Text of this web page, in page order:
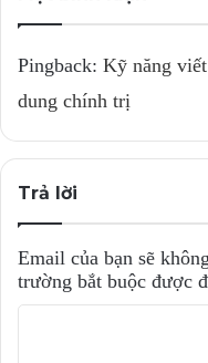
Pingback: Kỹ năng
dung chính trị
Trả lời
Email của bạn sẽ
trường bắt buộc được